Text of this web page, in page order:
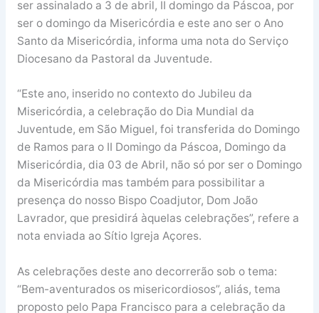
ser assinalado a 3 de abril, II domingo da Páscoa, por
ser o domingo da Misericórdia e este ano ser o Ano
Santo da Misericórdia, informa uma nota do Serviço
Diocesano da Pastoral da Juventude.
“Este ano, inserido no contexto do Jubileu da
Misericórdia, a celebração do Dia Mundial da
Juventude, em São Miguel, foi transferida do Domingo
de Ramos para o II Domingo da Páscoa, Domingo da
Misericórdia, dia 03 de Abril, não só por ser o Domingo
da Misericórdia mas também para possibilitar a
presença do nosso Bispo Coadjutor, Dom João
Lavrador, que presidirá àquelas celebrações”, refere a
nota enviada ao Sítio Igreja Açores.
As celebrações deste ano decorrerão sob o tema:
“Bem-aventurados os misericordiosos”, aliás, tema
proposto pelo Papa Francisco para a celebração da